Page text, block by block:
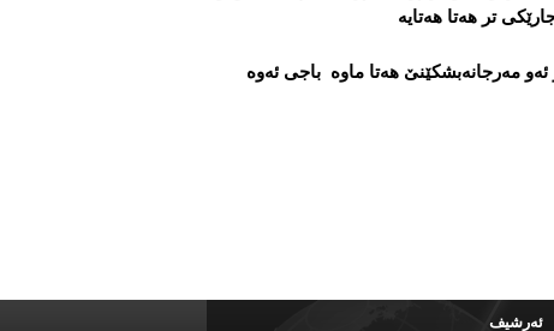
تر هەتا هەتایە
مەرجانەبشکێنێ هەتا ماوە باجی ئەوە
ئه‌رشیف